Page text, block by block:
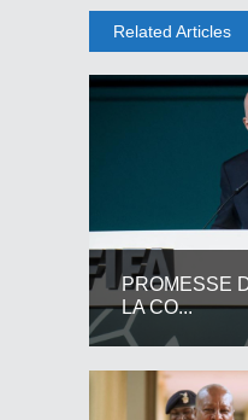
Related Articles
PROMESSE
LA CO...